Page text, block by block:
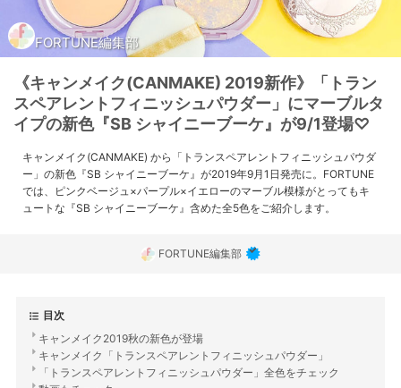
FORTUNE編集部
《キャンメイク(CANMAKE) 2019新作》「トラン
スペアレントフィニッシュパウダー」にマーブルタ
イプの新色『SB シャイニーブーケ』が9/1登場♡
キャンメイク(CANMAKE) から「トランスペアレントフィニッシュパウダ
ー」の新色『SB シャイニーブーケ』が2019年9月1日発売に。FORTUNE
では、ピンクベージュ×パープル×イエローのマーブル模様がとってもキ
ュートな『SB シャイニーブーケ』含めた全5色をご紹介します。
FORTUNE編集部
目次
キャンメイク2019秋の新色が登場
キャンメイク「トランスペアレントフィニッシュパウダー」
「トランスペアレントフィニッシュパウダー」全色をチェック